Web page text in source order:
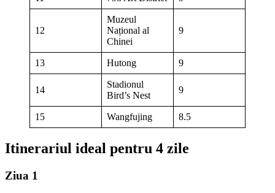
12
Muzeul
Național al
Chinei
9
13 Hutong 9
14
Stadionul
Bird’s Nest
9
15 Wangfujing 8.5
Itinerariul ideal pentru 4 zile
Ziua 1